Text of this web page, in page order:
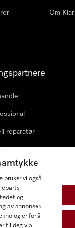
Om
reparatør
byggherrer
bruker vi også
og
av annonser.
for å
til deg via